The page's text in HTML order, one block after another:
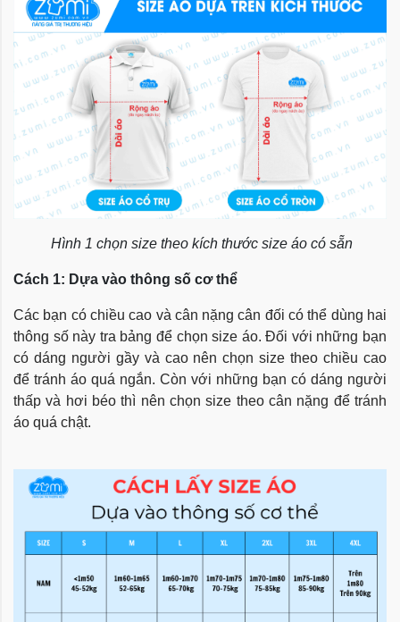
Hình 1 chọn size theo kích thước size áo có sẵn
Cách 1: Dựa vào thông số cơ thể
Các bạn có chiều cao và cân nặng cân đối có thể dùng hai
thông số này tra bảng để chọn size áo. Đối với những bạn
có dáng người gầy và cao nên chọn size theo chiều cao
để tránh áo quá ngắn. Còn với những bạn có dáng người
thấp và hơi béo thì nên chọn size theo cân nặng để tránh
áo quá chật.